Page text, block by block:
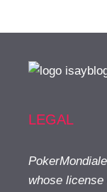
LEGAL
whose